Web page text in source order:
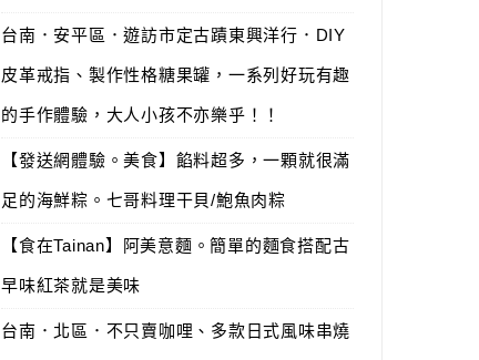
台南．安平區．遊訪市定古蹟東興洋行．DIY
皮革戒指、製作性格糖果罐，一系列好玩有趣
的手作體驗，大人小孩不亦樂乎！！
【發送網體驗。美食】餡料超多，一顆就很滿
足的海鮮粽。七哥料理干貝/鮑魚肉粽
【食在Tainan】阿美意麵。簡單的麵食搭配古
早味紅茶就是美味
台南．北區．不只賣咖哩、多款日式風味串燒